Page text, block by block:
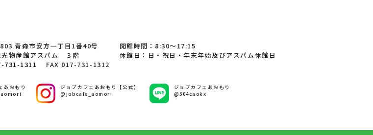
青森市安方一丁目1番40号
光物産館アスパム ３階
731-1311 FAX 017-731-1312
開館時間：8:30～17:15
休館日：日・祝日・年末年始及びアスパム休館日
あおもり
ジョブカフェあおもり【公式】
@jobcafe_aomori
ジョブカフェあおもり
@504caokx